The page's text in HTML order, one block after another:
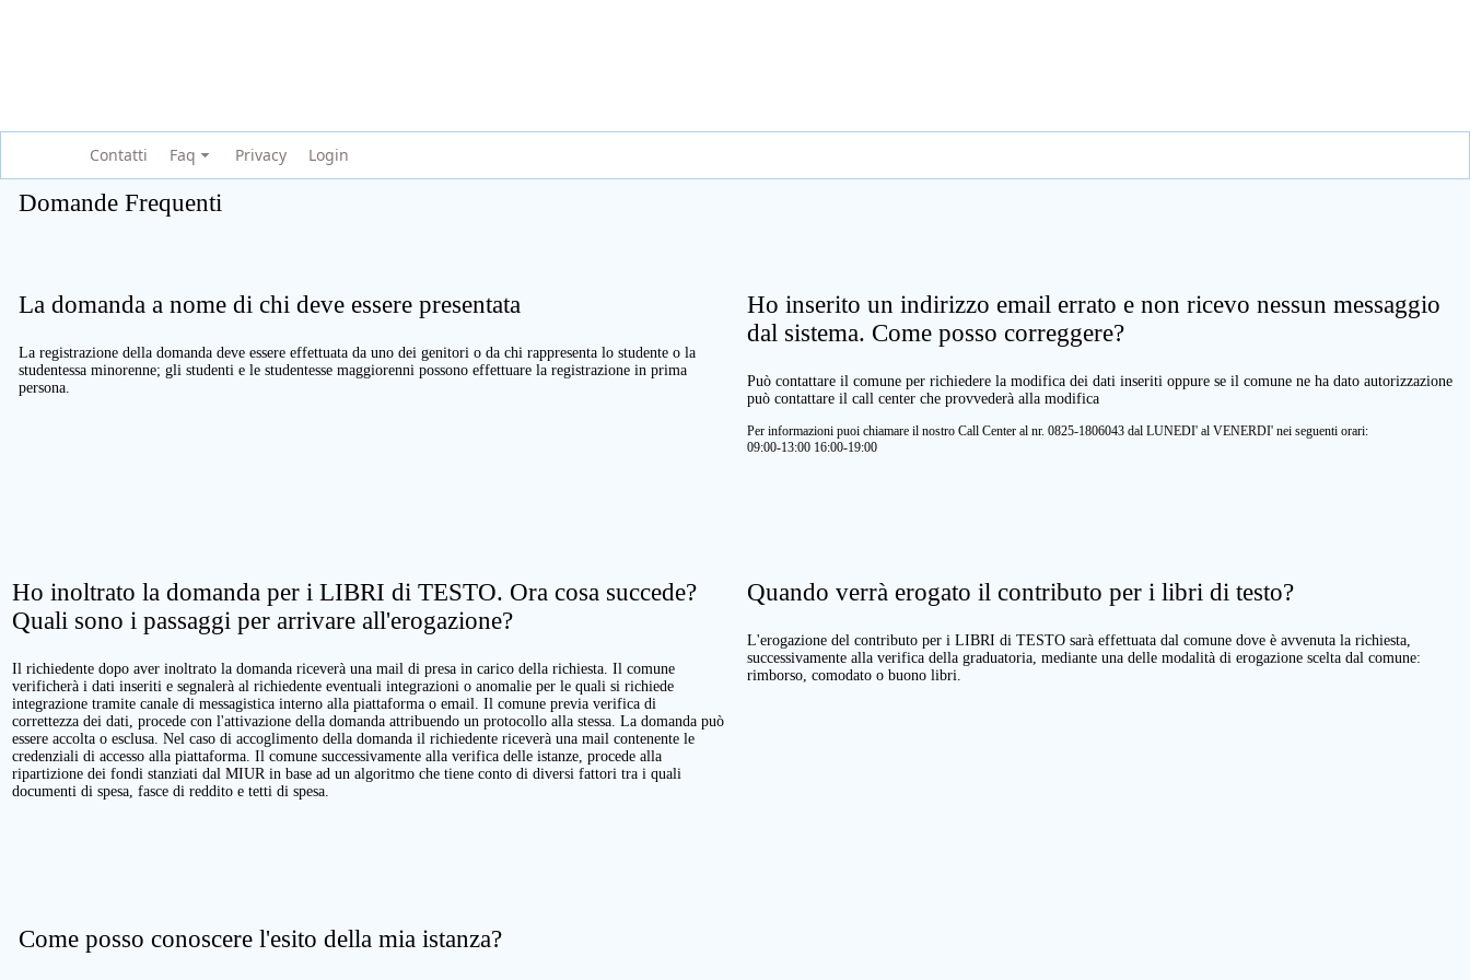
Contatti Faq Privacy Login
Domande Frequenti
La domanda a nome di chi deve essere presentata
La registrazione della domanda deve essere effettuata da uno dei genitori o da chi rappresenta lo studente o la
studentessa minorenne; gli studenti e le studentesse maggiorenni possono effettuare la registrazione in prima
persona.
Ho inserito un indirizzo email errato e non ricevo nessun messaggio
dal sistema. Come posso correggere?
Può contattare il comune per richiedere la modifica dei dati inseriti oppure se il comune ne ha dato autorizzazione
può contattare il call center che provvederà alla modifica
Per informazioni puoi chiamare il nostro Call Center al nr. 0825-1806043 dal LUNEDI' al VENERDI' nei seguenti orari:
09:00-13:00 16:00-19:00
Ho inoltrato la domanda per i LIBRI di TESTO. Ora cosa succede?
Quali sono i passaggi per arrivare all'erogazione?
Il richiedente dopo aver inoltrato la domanda riceverà una mail di presa in carico della richiesta. Il comune
verificherà i dati inseriti e segnalerà al richiedente eventuali integrazioni o anomalie per le quali si richiede
integrazione tramite canale di messagistica interno alla piattaforma o email. Il comune previa verifica di
correttezza dei dati, procede con l'attivazione della domanda attribuendo un protocollo alla stessa. La domanda può
essere accolta o esclusa. Nel caso di accoglimento della domanda il richiedente riceverà una mail contenente le
credenziali di accesso alla piattaforma. Il comune successivamente alla verifica delle istanze, procede alla
ripartizione dei fondi stanziati dal MIUR in base ad un algoritmo che tiene conto di diversi fattori tra i quali
documenti di spesa, fasce di reddito e tetti di spesa.
Quando verrà erogato il contributo per i libri di testo?
L'erogazione del contributo per i LIBRI di TESTO sarà effettuata dal comune dove è avvenuta la richiesta,
successivamente alla verifica della graduatoria, mediante una delle modalità di erogazione scelta dal comune:
rimborso, comodato o buono libri.
Come posso conoscere l'esito della mia istanza?